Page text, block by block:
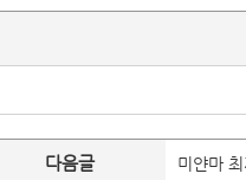
다음글 미얀마